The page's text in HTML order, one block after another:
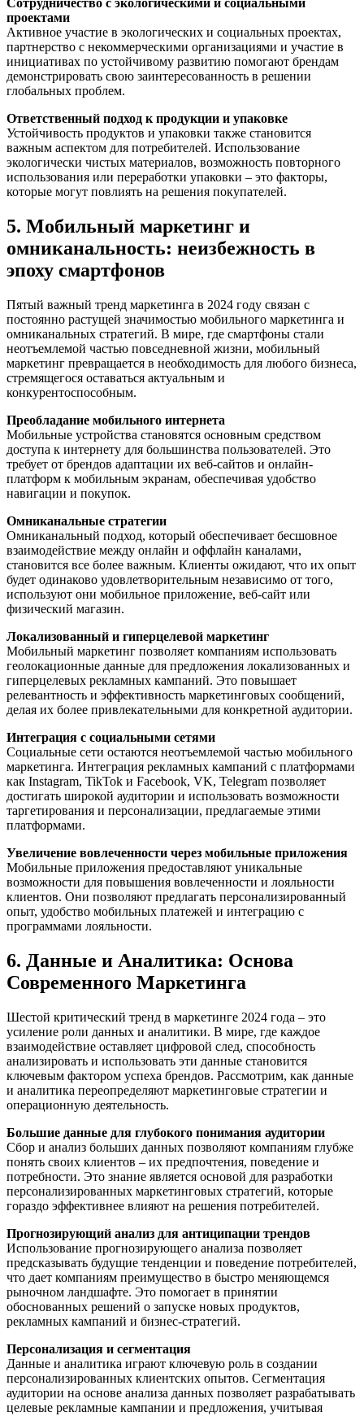
Сотрудничество с экологическими и социальными
проектами
Активное участие в экологических и социальных проектах,
партнерство с некоммерческими организациями и участие в
инициативах по устойчивому развитию помогают брендам
демонстрировать свою заинтересованность в решении
глобальных проблем.
Ответственный подход к продукции и упаковке
Устойчивость продуктов и упаковки также становится
важным аспектом для потребителей. Использование
экологически чистых материалов, возможность повторного
использования или переработки упаковки – это факторы,
которые могут повлиять на решения покупателей.
5. Мобильный маркетинг и
омниканальность: неизбежность в
эпоху смартфонов
Пятый важный тренд маркетинга в 2024 году связан с
постоянно растущей значимостью мобильного маркетинга и
омниканальных стратегий. В мире, где смартфоны стали
неотъемлемой частью повседневной жизни, мобильный
маркетинг превращается в необходимость для любого бизнеса,
стремящегося оставаться актуальным и
конкурентоспособным.
Преобладание мобильного интернета
Мобильные устройства становятся основным средством
доступа к интернету для большинства пользователей. Это
требует от брендов адаптации их веб-сайтов и онлайн-
платформ к мобильным экранам, обеспечивая удобство
навигации и покупок.
Омниканальные стратегии
Омниканальный подход, который обеспечивает бесшовное
взаимодействие между онлайн и оффлайн каналами,
становится все более важным. Клиенты ожидают, что их опыт
будет одинаково удовлетворительным независимо от того,
используют они мобильное приложение, веб-сайт или
физический магазин.
Локализованный и гиперцелевой маркетинг
Мобильный маркетинг позволяет компаниям использовать
геолокационные данные для предложения локализованных и
гиперцелевых рекламных кампаний. Это повышает
релевантность и эффективность маркетинговых сообщений,
делая их более привлекательными для конкретной аудитории.
Интеграция с социальными сетями
Социальные сети остаются неотъемлемой частью мобильного
маркетинга. Интеграция рекламных кампаний с платформами
как Instagram, TikTok и Facebook, VK, Telegram позволяет
достигать широкой аудитории и использовать возможности
таргетирования и персонализации, предлагаемые этими
платформами.
Увеличение вовлеченности через мобильные приложения
Мобильные приложения предоставляют уникальные
возможности для повышения вовлеченности и лояльности
клиентов. Они позволяют предлагать персонализированный
опыт, удобство мобильных платежей и интеграцию с
программами лояльности.
6. Данные и Аналитика: Основа
Современного Маркетинга
Шестой критический тренд в маркетинге 2024 года – это
усиление роли данных и аналитики. В мире, где каждое
взаимодействие оставляет цифровой след, способность
анализировать и использовать эти данные становится
ключевым фактором успеха брендов. Рассмотрим, как данные
и аналитика переопределяют маркетинговые стратегии и
операционную деятельность.
Большие данные для глубокого понимания аудитории
Сбор и анализ больших данных позволяют компаниям глубже
понять своих клиентов – их предпочтения, поведение и
потребности. Это знание является основой для разработки
персонализированных маркетинговых стратегий, которые
гораздо эффективнее влияют на решения потребителей.
Прогнозирующий анализ для антиципации трендов
Использование прогнозирующего анализа позволяет
предсказывать будущие тенденции и поведение потребителей,
что дает компаниям преимущество в быстро меняющемся
рыночном ландшафте. Это помогает в принятии
обоснованных решений о запуске новых продуктов,
рекламных кампаний и бизнес-стратегий.
Персонализация и сегментация
Данные и аналитика играют ключевую роль в создании
персонализированных клиентских опытов. Сегментация
аудитории на основе анализа данных позволяет разрабатывать
целевые рекламные кампании и предложения, учитывая